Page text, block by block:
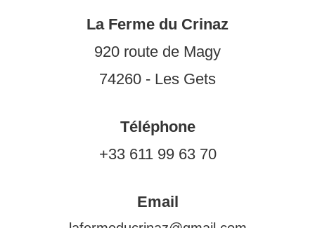
La Ferme du Crinaz
920 route de Magy
74260 - Les Gets
Téléphone
+33 611 99 63 70
Email